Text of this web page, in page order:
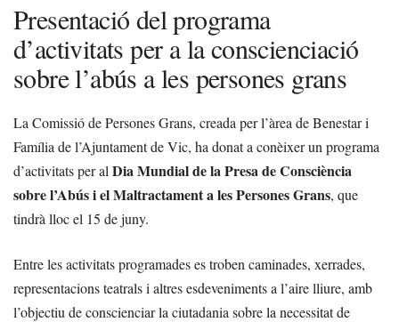
Presentació del programa
d’activitats per a la conscienciació
sobre l’abús a les persones grans
La Comissió de Persones Grans, creada per l’àrea de Benestar i
Família de l’Ajuntament de Vic, ha donat a conèixer un programa
d’activitats per al Dia Mundial de la Presa de Consciència
sobre l’Abús i el Maltractament a les Persones Grans, que
tindrà lloc el 15 de juny.
Entre les activitats programades es troben caminades, xerrades,
representacions teatrals i altres esdeveniments a l’aire lliure, amb
l’objectiu de conscienciar la ciutadania sobre la necessitat de